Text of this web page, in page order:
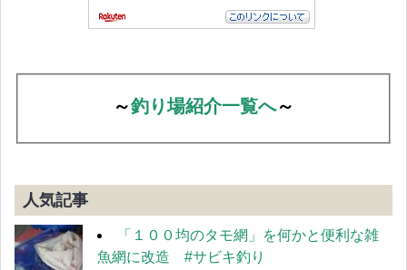
～釣り場紹介一覧へ～
人気記事
「１００均のタモ網」を何かと便利な雑
魚網に改造 #サビキ釣り